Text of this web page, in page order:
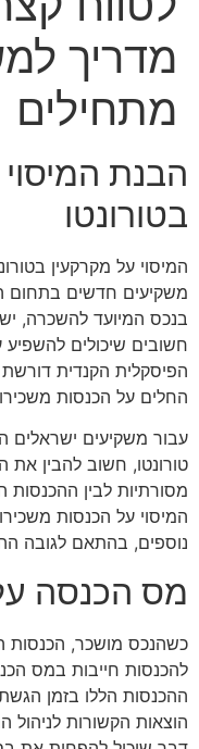
מדריך
מתחילים
הבנת
בטורונטו
המיסוי על מקרקעין
משקיעים חדשים בתחום
בנכס המיועד להשכרה,
חשובים שיכולים
הפיסקלית הקנדית
החלים על הכנסות
עבור משקיעים ישראלים
טורונטו, חשוב להבין את
מסורתיות לבין
המיסוי על הכנסות
נוספים, בהתאם לגובה
מס הכנסה
כשהנכס מושכר,
להכנסות חייבות במס
ההכנסות הללו בזמן
הוצאות הקשורות לניהול